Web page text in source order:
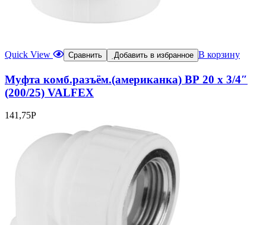
Quick View Сравнить Добавить в избранное В корзину
Муфта комб.разъём.(американка) ВР 20 х 3/4″
(200/25) VALFEX
141,75Р